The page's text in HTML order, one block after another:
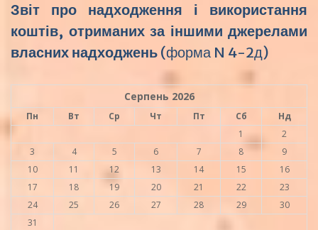
Звіт про надходження і використання
коштів, отриманих за іншими джерелами
власних надходжень (форма N 4-2д)
Серпень 2026
Пн Вт Ср Чт Пт Сб
Нд
1
2
3
4 5 6 7 8
9
10
11 12 13 14 15
16
17
18 19 20 21 22
23
24
25 26 27 28 29
30
31